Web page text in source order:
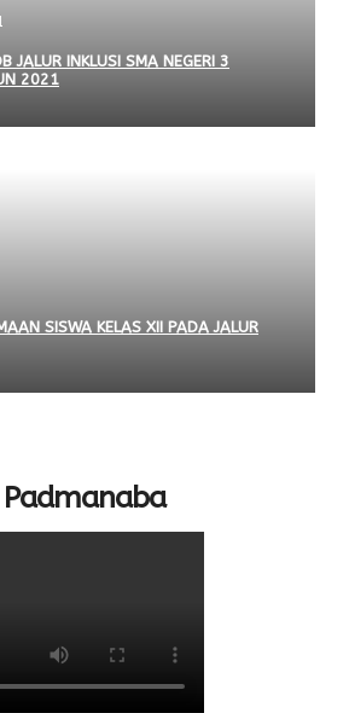
JALUR INKLUSI SMA NEGERI 3
2021
SISWA KELAS XII PADA JALUR